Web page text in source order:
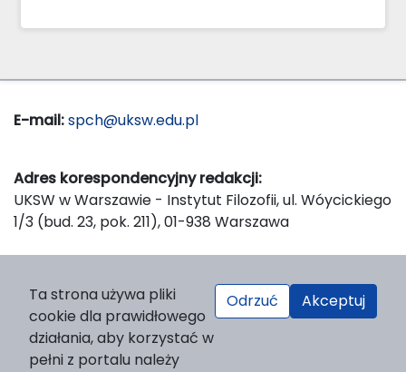
E-mail:spch@uksw.edu.pl
Adres korespondencyjny redakcji:
UKSW w Warszawie - Instytut Filozofii, ul. Wóycickiego
1/3 (bud. 23, pok. 211), 01-938 Warszawa
Wydawnictwo Naukowe UKSW, ul. Dewajtis 5, domek
nr 2, 01-815 Warszawa
Strona WWW Wydawnictwa
e-mail: wydawnictwo@uksw.edu.pl
Ta strona używa pliki
cookie dla prawidłowego
działania, aby korzystać w
pełni z portalu należy
Odrzuć Akceptuj